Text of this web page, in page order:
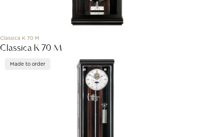
Classica K 70 M
Classica K 70 M
Made to order